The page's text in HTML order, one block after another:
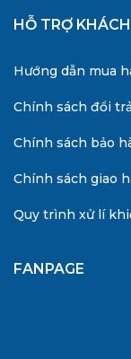
HỖ TRỢ
Hướng dẫn mua
Chính sách đổi
Chính sách bảo
Chính sách giao
Quy trình xử lí
FANPAGE